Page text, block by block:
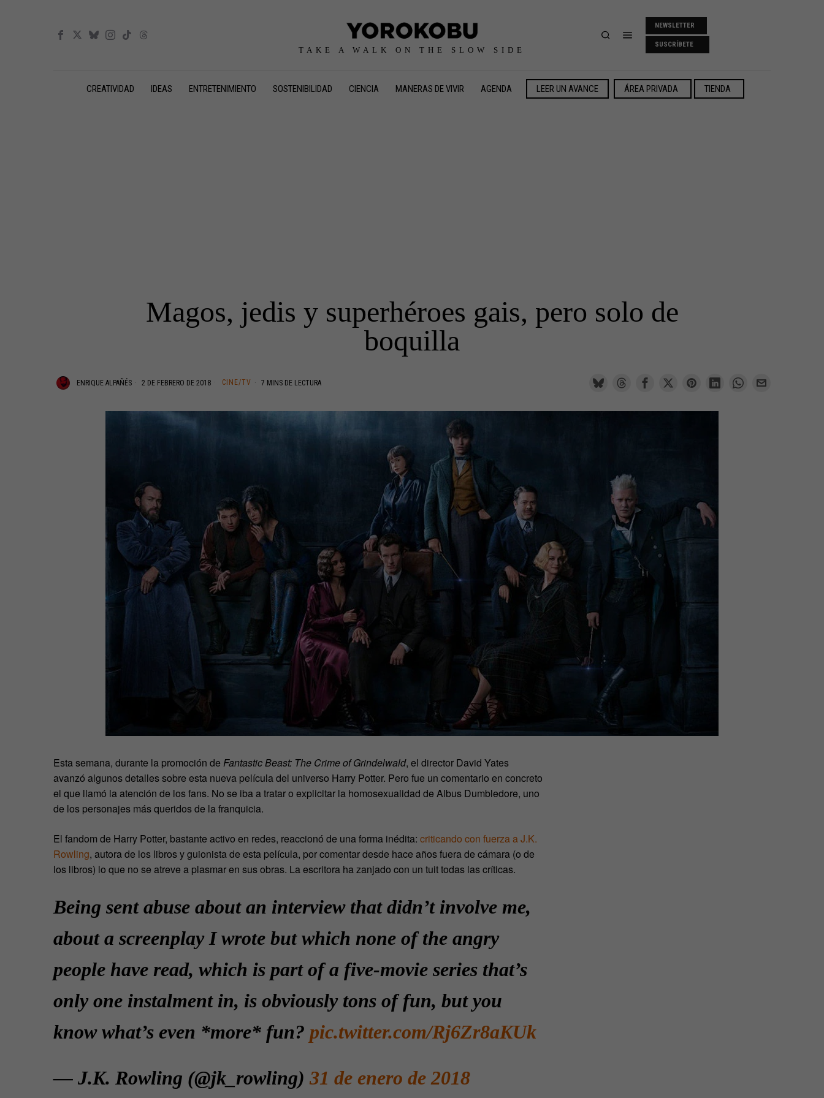
TAKE A WALK ON THE SLOW SIDE
NEWSLETTER
SUSCRÍBETE
CREATIVIDAD IDEAS ENTRETENIMIENTO SOSTENIBILIDAD CIENCIA MANERAS DE VIVIR AGENDA LEER UN AVANCE ÁREA PRIVADA TIENDA
Magos, jedis y superhéroes gais, pero solo de
boquilla
ENRIQUE ALPAÑÉS 2 DE FEBRERO DE 2018 CINE/TV 7 MINS DE LECTURA
Esta semana, durante la promoción de Fantastic Beast: The Crime of Grindelwald, el director David Yates
avanzó algunos detalles sobre esta nueva película del universo Harry Potter. Pero fue un comentario en concreto
el que llamó la atención de los fans. No se iba a tratar o explicitar la homosexualidad de Albus Dumbledore, uno
de los personajes más queridos de la franquicia.
El fandom de Harry Potter, bastante activo en redes, reaccionó de una forma inédita: criticando con fuerza a J.K.
Rowling, autora de los libros y guionista de esta película, por comentar desde hace años fuera de cámara (o de
los libros) lo que no se atreve a plasmar en sus obras. La escritora ha zanjado con un tuit todas las críticas.
Being sent abuse about an interview that didn’t involve me,
about a screenplay I wrote but which none of the angry
people have read, which is part of a five-movie series that’s
only one instalment in, is obviously tons of fun, but you
know what’s even *more* fun? pic.twitter.com/Rj6Zr8aKUk
— J.K. Rowling (@jk_rowling) 31 de enero de 2018